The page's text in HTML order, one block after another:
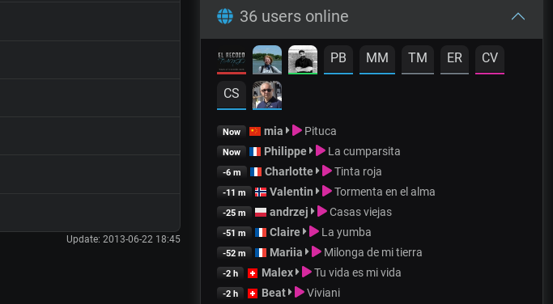
Update: 2013-06-22 18:45
36 users online
PB MM TM ER CV
CS
Now mia Pituca
Now Philippe La cumparsita
-6 m Charlotte Tinta roja
-11 m Valentin Tormenta en el alma
-25 m andrzej Casas viejas
-51 m Claire La yumba
-52 m Mariia Milonga de mi tierra
-2 h Malex Tu vida es mi vida
-2 h Beat Viviani